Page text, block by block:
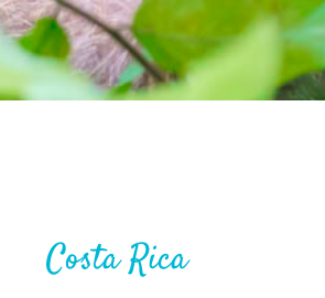
Costa Rica